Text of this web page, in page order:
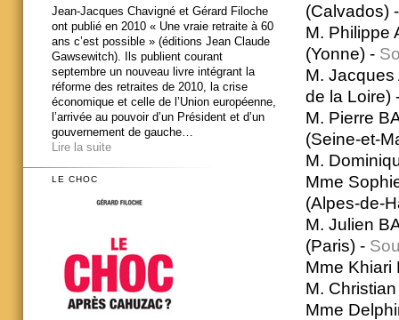
(Calvados)
M. Philippe
(Yonne) -
M.
de la Loire)
M. Pierre
(Seine-et-
M.
Mme
(Alpes-de-
M. Julien
(Paris) -
Mme Khiari
M.
Mme
Jean-Jacques Chavigné et Gérard Filoche
ont publié en 2010 « Une vraie retraite à 60
ans c’est possible » (éditions Jean Claude
Gawsewitch). Ils publient courant
septembre un nouveau livre intégrant la
réforme des retraites de 2010, la crise
économique et celle de l’Union européenne,
l’arrivée au pouvoir d’un Président et d’un
gouvernement de gauche…
Lire la suite
LE CHOC